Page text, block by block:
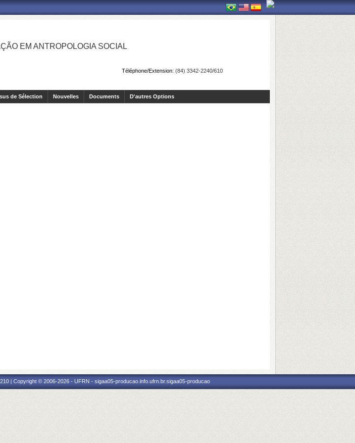
EM ANTROPOLOGIA SOCIAL
Téléphone/Extension: (84) 3342-2240/610
de Sélection Nouvelles Documents D'autres Options
| Copyright © 2006-2026 - UFRN - sigaa05-producao.info.ufrn.br.sigaa05-producao